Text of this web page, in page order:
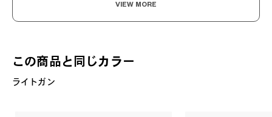
VIEW MORE
この商品と同じカラー
ライトガン